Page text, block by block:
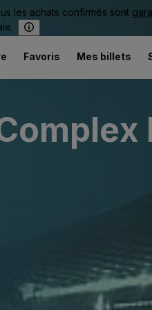
les achats confirmés sont
Favoris Mes billets